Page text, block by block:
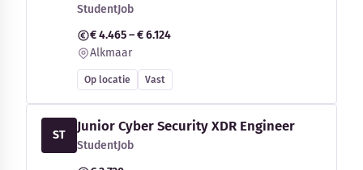
StudentJob
€ 4.465 – € 6.124
Alkmaar
Op locatie Vast
ST
Junior Cyber Security XDR Engineer
StudentJob